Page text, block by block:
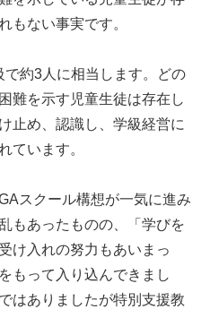
もない事実です。
約3人に相当します。どの
難を示す児童生徒は存在し
止め、認識し、学級経営に
ています。
スクール構想が一気に進み
もあったものの、「学びを
け入れの努力もあいまっ
もって入り込んできまし
はありましたが特別支援教